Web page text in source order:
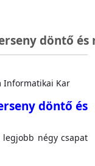
döntő
Informatikai Kar
döntő és
négy csapat